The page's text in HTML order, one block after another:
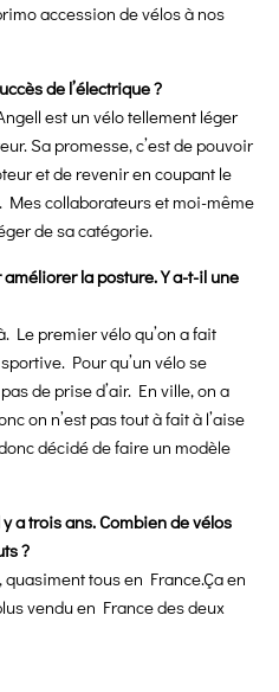
accession de vélos à nos
de l’électrique ?
est un vélo tellement léger
Sa promesse, c’est de pouvoir
et de revenir en coupant le
Mes collaborateurs et moi-même
de sa catégorie.
la posture. Y a-t-il une
Le premier vélo qu’on a fait
Pour qu’un vélo se
de prise d’air. En ville, on a
on n’est pas tout à fait à l’aise
décidé de faire un modèle
a trois ans. Combien de vélos
?
tous en France.Ça en
vendu en France des deux